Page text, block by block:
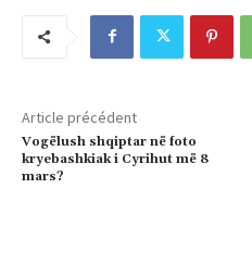
Article précédent
Vogëlush shqiptar në foto
kryebashkiak i Cyrihut më 8
mars?